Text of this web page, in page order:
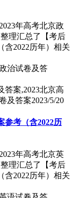
年高考北京政
理汇总了【考后
含2022历年）相关
答案,2023北京高
及答案2023/5/20
参考（含2022历
年高考北京英
理汇总了【考后
含2022历年）相关